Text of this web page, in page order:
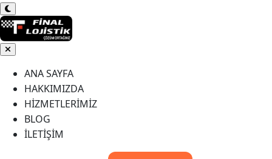
ANA SAYFA
HAKKIMIZDA
HİZMETLERİMİZ
BLOG
İLETİŞİM